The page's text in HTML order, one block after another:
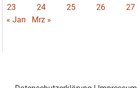
23
24 25 26 27
« Jan
Mrz »